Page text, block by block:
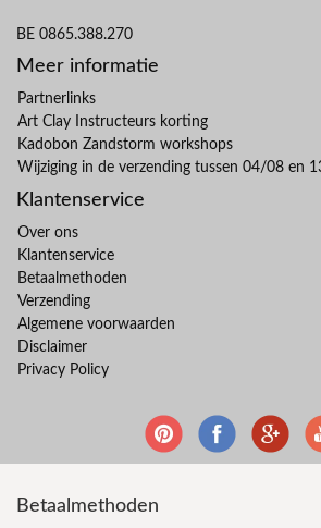
BE 0865.388.270
Meer informatie
Partnerlinks
Art Clay Instructeurs korting
Kadobon Zandstorm workshops
Wijziging in de verzending tussen 04/08 en
Klantenservice
Over ons
Klantenservice
Betaalmethoden
Verzending
Algemene voorwaarden
Disclaimer
Privacy Policy
Betaalmethoden